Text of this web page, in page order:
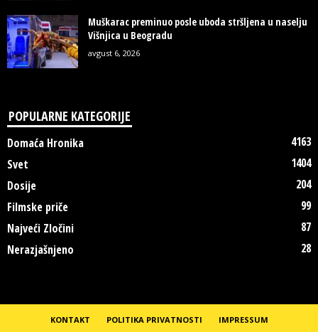
Muškarac preminuo posle uboda stršljena u naselju
Višnjica u Beogradu
avgust 6, 2026
POPULARNE KATEGORIJE
Domaća Hronika
4163
Svet
1404
Dosije
204
Filmske priče
99
Najveći Zločini
87
Nerazjašnjeno
28
KONTAKT POLITIKA PRIVATNOSTI IMPRESSUM